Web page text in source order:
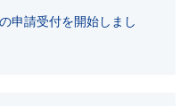
申請受付を開始しまし